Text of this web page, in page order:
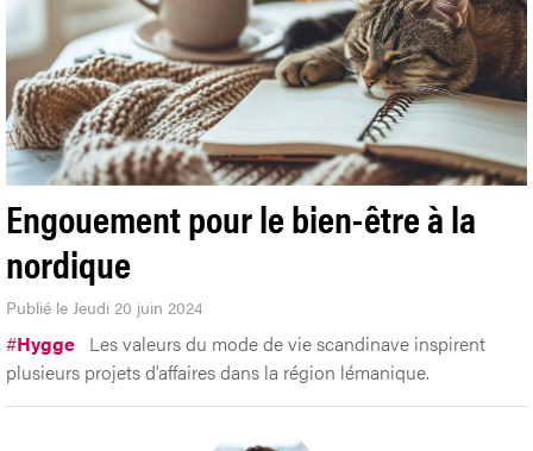
Engouement pour le bien-être à la
nordique
Publié le Jeudi 20 juin 2024
#Hygge Les valeurs du mode de vie scandinave inspirent
plusieurs projets d’affaires dans la région lémanique.